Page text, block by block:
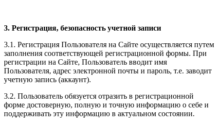
3. Регистрация, безопасность учетной записи
3.1. Регистрация Пользователя на Сайте осуществляется путем
заполнения соответствующей регистрационной формы. При
регистрации на Сайте, Пользователь вводит имя
Пользователя, адрес электронной почты и пароль, т.е. заводит
учетную запись (аккаунт).
3.2. Пользователь обязуется отразить в регистрационной
форме достоверную, полную и точную информацию о себе и
поддерживать эту информацию в актуальном состоянии.